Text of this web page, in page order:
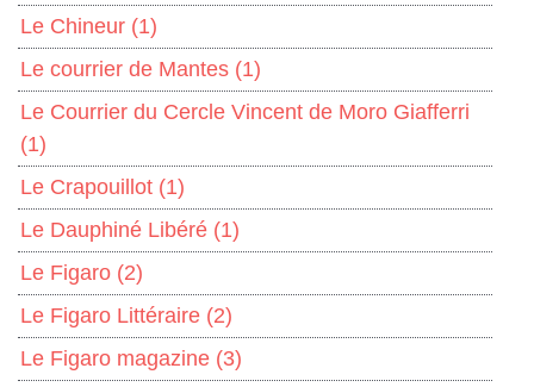
Le Chineur (1)
Le courrier de Mantes (1)
Le Courrier du Cercle Vincent de Moro Giafferri
(1)
Le Crapouillot (1)
Le Dauphiné Libéré (1)
Le Figaro (2)
Le Figaro Littéraire (2)
Le Figaro magazine (3)